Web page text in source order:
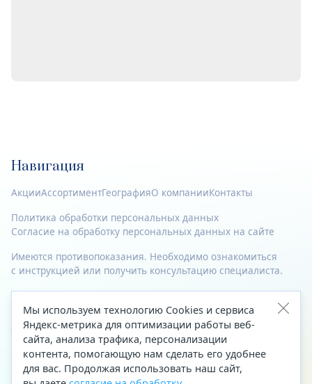
Навигация
АкцииАссортиментГеографияО компанииКонтакты
Политика обработки персональных данных
Согласие на обработку персональных данных на сайте
Имеются противопоказания. Необходимо ознакомиться
с инструкцией или получить консультацию специалиста.
© 2023—2026 Все права защищены.
Адрес
Архангельск, ул. Папанина, д. 19 (вход в здание со стороны
автоцентра «Тойота»)
Мы используем технологию Cookies и сервиса
Яндекс-метрика для оптимизации работы веб-
сайта, анализа трафика, персонализации
контента, помогающую нам сделать его удобнее
для вас. Продолжая использовать наш сайт,